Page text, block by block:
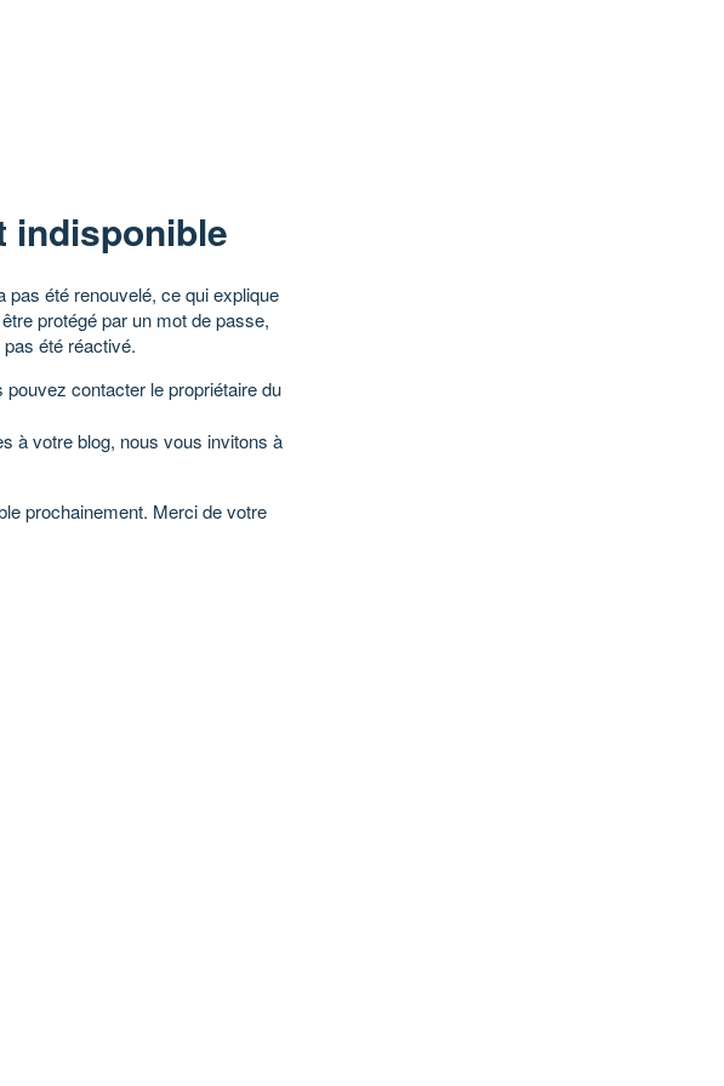
indisponible
pas été renouvelé, ce qui explique
protégé par un mot de passe,
pas été réactivé.
contacter le propriétaire du
à votre blog, nous vous invitons à
prochainement. Merci de votre